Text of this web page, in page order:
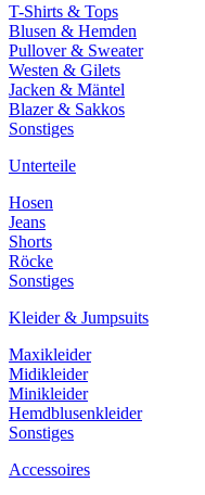
T-Shirts & Tops
Blusen & Hemden
Pullover & Sweater
Westen & Gilets
Jacken & Mäntel
Blazer & Sakkos
Sonstiges
Unterteile
Hosen
Jeans
Shorts
Röcke
Sonstiges
Kleider & Jumpsuits
Maxikleider
Midikleider
Minikleider
Hemdblusenkleider
Sonstiges
Accessoires